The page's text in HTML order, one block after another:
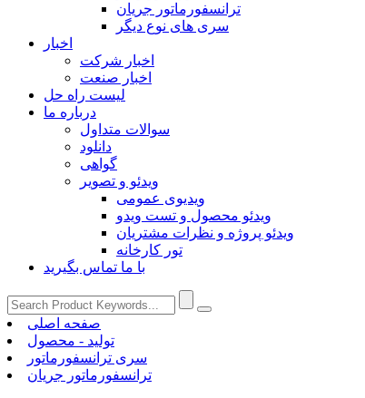
ترانسفورماتور جریان
سری های نوع دیگر
اخبار
اخبار شرکت
اخبار صنعت
لیست راه حل
درباره ما
سوالات متداول
دانلود
گواهی
ویدئو و تصویر
ویدیوی عمومی
ویدئو محصول و تست ویدو
ویدئو پروژه و نظرات مشتریان
تور کارخانه
با ما تماس بگیرید
صفحه اصلی
تولید - محصول
سری ترانسفورماتور
ترانسفورماتور جریان